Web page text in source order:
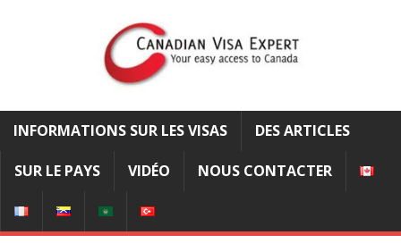
INFORMATIONS SUR LES VISAS DES ARTICLES
SUR LE PAYS VIDÉO NOUS CONTACTER